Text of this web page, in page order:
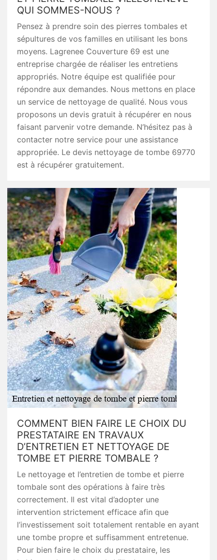
QUI SOMMES-NOUS ?
Pensez à prendre soin des pierres tombales et
sépultures de vos familles en utilisant les bons
moyens. Lagrenee Couverture 69 est une
entreprise chargée de réaliser les entretiens
appropriés. Notre équipe est qualifiée pour
répondre aux demandes. Nous mettons en place
un service de nettoyage de qualité. Nous vous
proposons un devis gratuit à récupérer en nous
faisant parvenir votre demande. N’hésitez pas à
contacter notre service pour une assistance
appropriée. Le devis nettoyage de tombe 69770
est à récupérer gratuitement.
COMMENT BIEN FAIRE LE CHOIX DU
PRESTATAIRE EN TRAVAUX
D’ENTRETIEN ET NETTOYAGE DE
TOMBE ET PIERRE TOMBALE ?
Le nettoyage et l’entretien de tombe et pierre
tombale sont des opérations à faire très
correctement. Il est vital d’adopter une
intervention strictement efficace afin que
l’investissement soit totalement rentable en ayant
une tombe propre et suffisamment entretenue.
Pour bien faire le choix du prestataire, les